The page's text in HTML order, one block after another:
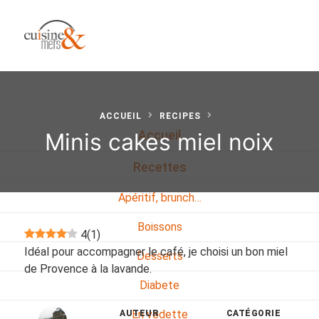
Accueil
Recettes
Apéritif, brunch…
Boissons
Desserts
Diabete
En vedette
ACCUEIL RECIPES
Minis cakes miel noix
4(1)
Idéal pour accompagner le café, je choisi un bon miel
de Provence à la lavande.
AUTEUR CATÉGORIE